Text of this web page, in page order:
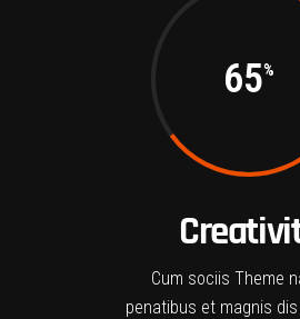
65
Cum sociis Theme
penatibus et magnis